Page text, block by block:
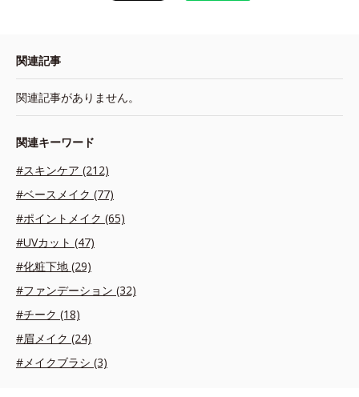
関連記事
関連記事がありません。
関連キーワード
#スキンケア (212)
#ベースメイク (77)
#ポイントメイク (65)
#UVカット (47)
#化粧下地 (29)
#ファンデーション (32)
#チーク (18)
#眉メイク (24)
#メイクブラシ (3)